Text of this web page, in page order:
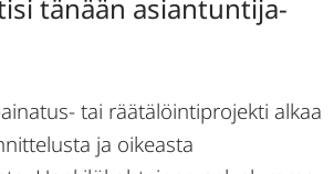
tänään asiantuntija-
tai räätälöintiprojekti alkaa
ja oikeasta